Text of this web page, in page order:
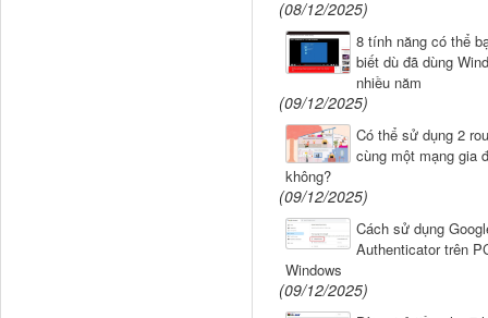
(08/12/2025)
8 tính năng có thể
biết dù đã dùng
nhiều năm
(09/12/2025)
Có thể sử dụng 2
cùng một mạng gia
không?
(09/12/2025)
Cách sử dụng
Authenticator trên
Windows
(09/12/2025)